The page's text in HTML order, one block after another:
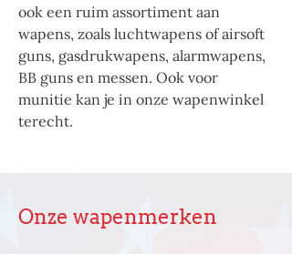
ook een ruim assortiment aan
wapens, zoals luchtwapens of airsoft
guns, gasdrukwapens, alarmwapens,
BB guns en messen. Ook voor
munitie kan je in onze wapenwinkel
terecht.
Onze wapenmerken